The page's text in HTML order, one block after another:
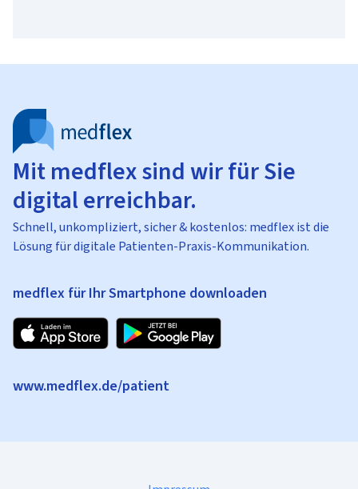
Mit medflex sind wir für Sie
digital erreichbar.
Schnell, unkompliziert, sicher & kostenlos: medflex ist die
Lösung für digitale Patienten-Praxis-Kommunikation.
medflex für Ihr Smartphone downloaden
www.medflex.de/patient